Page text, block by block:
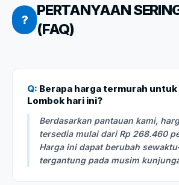
?
PERTANYAAN
(FAQ)
Q: Berapa harga termurah untuk
Lombok hari ini?
Berdasarkan pantauan kami,
tersedia mulai dari Rp 268.460
Harga ini dapat berubah
tergantung pada musim